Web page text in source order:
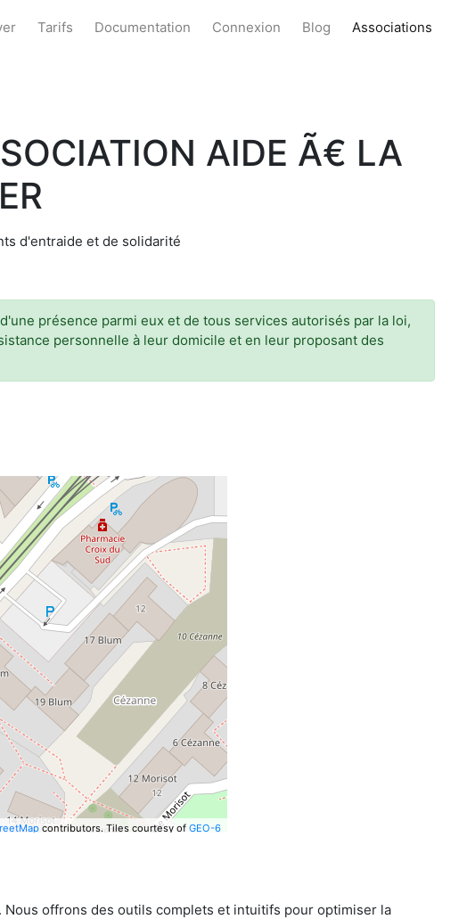
Tarifs Documentation Connexion Blog Associations
AIDE Ã€ LA
d'entraide et de solidarité
présence parmi eux et de tous services autorisés par la loi,
personnelle à leur domicile et en leur proposant des
contributors. Tiles courtesy of GEO-6
Nous offrons des outils complets et intuitifs pour optimiser la